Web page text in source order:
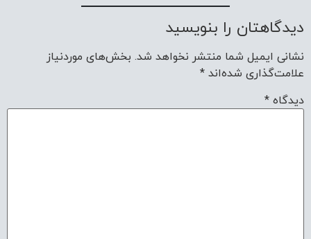
دیدگاهتان را بنویسید
نشانی ایمیل شما منتشر نخواهد شد. بخش‌های موردنیاز
علامت‌گذاری شده‌اند *
دیدگاه *